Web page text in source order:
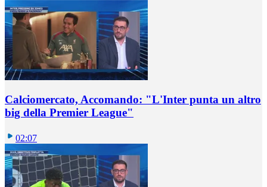
Calciomercato, Accomando: "L'Inter punta un altro
big della Premier League"
02:07